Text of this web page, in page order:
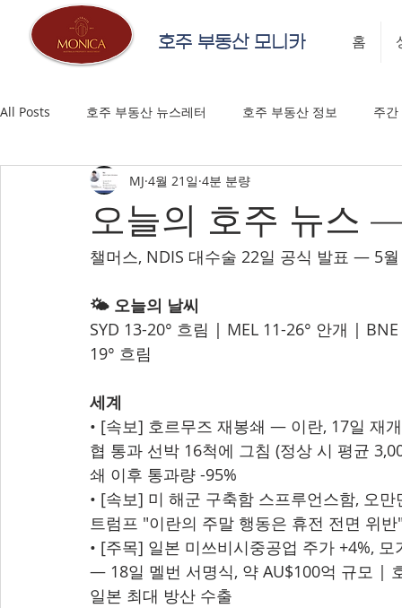
호주 부동산 모니카 홈
All Posts 호주 부동산 뉴스레터 호주 부동산 정보 주
오늘의 호주 뉴스
MJ 4월 21일 4분 분량
챌머스, NDIS 대수술 22일 공식 발표 — 5
🌤️ 오늘의 날씨
SYD 13-20° 흐림 | MEL 11-26° 안개 |
19° 흐림
세계
• [속보] 호르무즈 재봉쇄 — 이란, 17일 재
협 통과 선박 16척에 그침 (정상 시 평균
쇄 이후 통과량 -95%
• [속보] 미 해군 구축함 스프루언스함, 오
트럼프 "이란의 주말 행동은 휴전 전면 위
• [주목] 일본 미쓰비시중공업 주가 +4%,
— 18일 멜번 서명식, 약 AU$100억 규모 |
일본 최대 방산 수출